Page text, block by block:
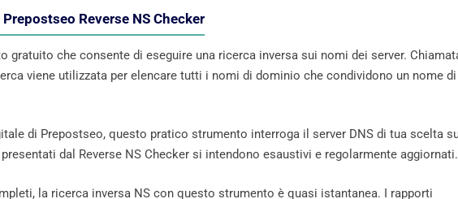
Reverse NS Checker
gratuito che consente di eseguire una ricerca inversa sui nomi dei server.
viene utilizzata per elencare tutti i nomi di dominio che condividono un nome di
di Prepostseo, questo pratico strumento interroga il server DNS di tua scelta
dal Reverse NS Checker si intendono esaustivi e regolarmente aggiornati.
la ricerca inversa NS con questo strumento è quasi istantanea. I rapporti